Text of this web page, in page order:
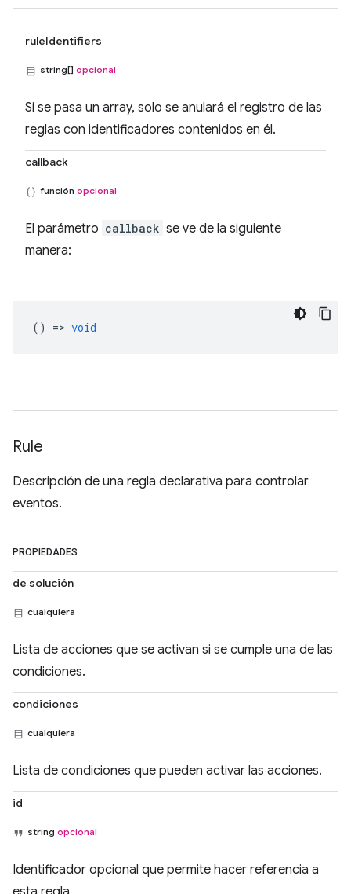
ruleIdentifiers
string[] opcional
Si se pasa un array, solo se anulará el registro de las
reglas con identificadores contenidos en él.
callback
función opcional
El parámetro callback se ve de la siguiente
manera:
() => void
Rule
Descripción de una regla declarativa para controlar
eventos.
PROPIEDADES
de solución
cualquiera
Lista de acciones que se activan si se cumple una de las
condiciones.
condiciones
cualquiera
Lista de condiciones que pueden activar las acciones.
id
string opcional
Identificador opcional que permite hacer referencia a